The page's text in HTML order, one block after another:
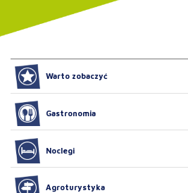
Warto zobaczyć
Gastronomia
Noclegi
Agroturystyka